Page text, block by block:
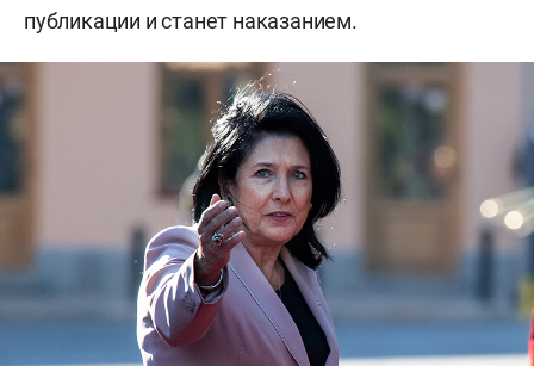
публикации и станет наказанием.